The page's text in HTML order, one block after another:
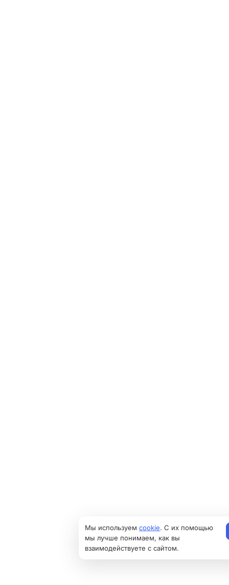
Мы используем cookie. С их помощью
мы лучше понимаем, как вы
взаимодействуете с сайтом.